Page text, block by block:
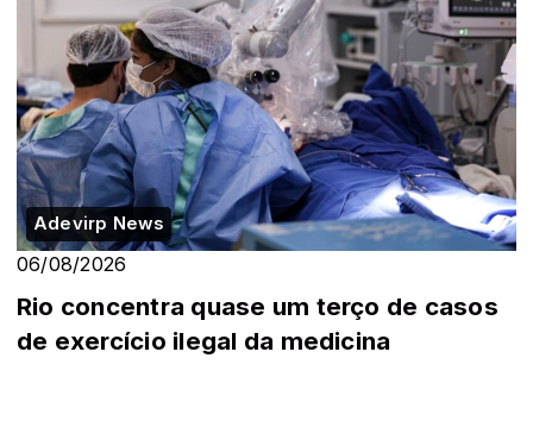
Adevirp News
06/08/2026
Rio concentra quase um terço de casos
de exercício ilegal da medicina